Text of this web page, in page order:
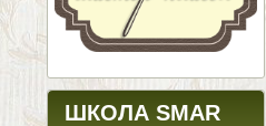
ШКОЛА SMAR